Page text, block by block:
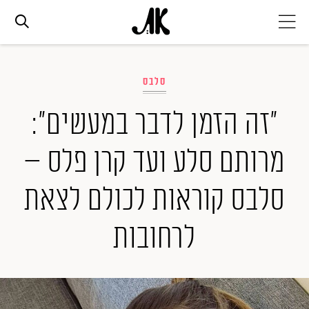
אופנה
ביוטי
סלבס
המגזין
סלבס
"זה הזמן לדבר במעשים":
מרותם סלע ועד קרן פלס –
סלבס קוראות לכולם לצאת
לרחובות